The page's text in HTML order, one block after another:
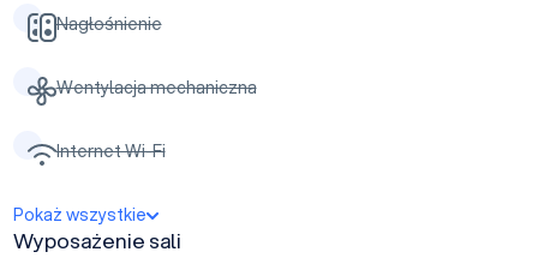
Nagłośnienie
Wentylacja mechaniczna
Internet Wi-Fi
Pokaż wszystkie
Wyposażenie sali